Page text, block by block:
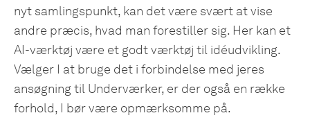
nyt samlingspunkt, kan det være svært at vise
andre præcis, hvad man forestiller sig. Her kan et
AI-værktøj være et godt værktøj til idéudvikling.
Vælger I at bruge det i forbindelse med jeres
ansøgning til Underværker, er der også en række
forhold, I bør være opmærksomme på.